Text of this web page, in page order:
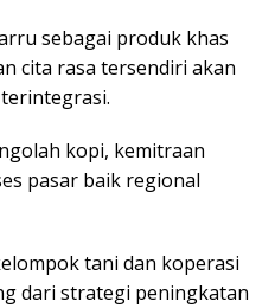
sebagai produk khas
cita rasa tersendiri akan
kopi, kemitraan
pasar baik regional
tani dan koperasi
dari strategi peningkatan